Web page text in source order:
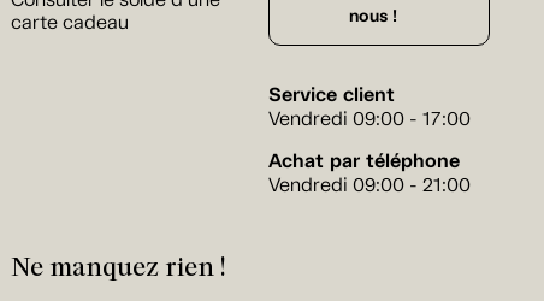
carte cadeau
nous !
Service client
Vendredi 09:00 - 17:00
Achat par téléphone
Vendredi 09:00 - 21:00
Ne manquez rien !